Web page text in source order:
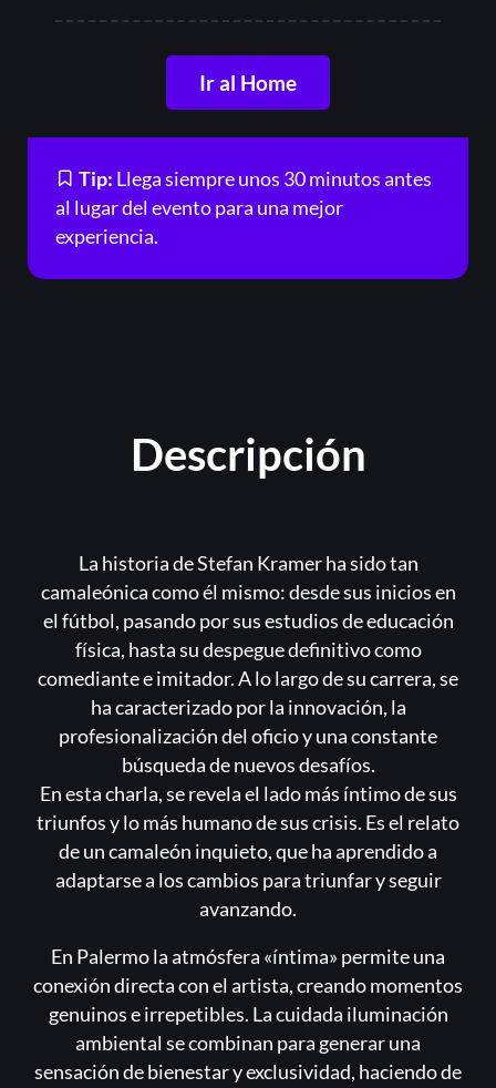
Ir al Home
Tip: Llega siempre unos 30 minutos antes
al lugar del evento para una mejor
experiencia.
Descripción
La historia de Stefan Kramer ha sido tan
camaleónica como él mismo: desde sus inicios en
el fútbol, pasando por sus estudios de educación
física, hasta su despegue definitivo como
comediante e imitador. A lo largo de su carrera, se
ha caracterizado por la innovación, la
profesionalización del oficio y una constante
búsqueda de nuevos desafíos.
En esta charla, se revela el lado más íntimo de sus
triunfos y lo más humano de sus crisis. Es el relato
de un camaleón inquieto, que ha aprendido a
adaptarse a los cambios para triunfar y seguir
avanzando.
En Palermo la atmósfera «íntima» permite una
conexión directa con el artista, creando momentos
genuinos e irrepetibles. La cuidada iluminación
ambiental se combinan para generar una
sensación de bienestar y exclusividad, haciendo de
Acceder